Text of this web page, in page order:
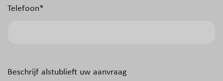
Telefoon*
Beschrijf alstublieft uw aanvraag